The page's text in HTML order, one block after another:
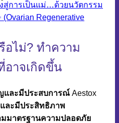
สู่การเป็นแม่…ด้วยนวัตกรรม
(Ovarian Regenerative
อไม่? ทำความ
อาจเกิดขึ้น
และมีประสบการณ์ Aestox
ละมีประสิทธิภาพ
มาตรฐานความปลอดภัย